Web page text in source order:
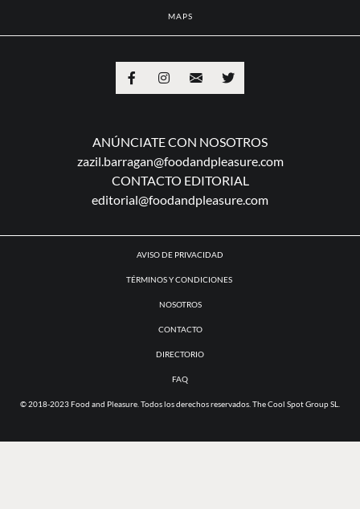
MAPS
ANÚNCIATE CON NOSOTROS
zazil.barragan@foodandpleasure.com
CONTACTO EDITORIAL
editorial@foodandpleasure.com
AVISO DE PRIVACIDAD
TÉRMINOS Y CONDICIONES
NOSOTROS
CONTACTO
DIRECTORIO
FAQ
© 2018-2023 Food and Pleasure. Todos los derechos reservados. The Cool Spot Group SL.